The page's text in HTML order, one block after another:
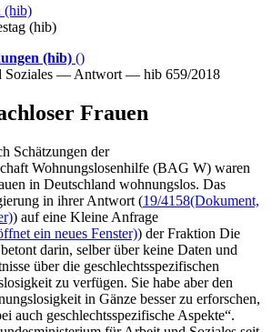
(hib)
(hib)
(hib) ()
Soziales — Antwort — hib 659/2018
Frauen
Schätzungen der
Wohnungslosenhilfe (BAG W) waren
in Deutschland wohnungslos. Das
in ihrer Antwort (19/4158(Dokument,
) auf eine Kleine Anfrage
ein neues Fenster)) der Fraktion Die
darin, selber über keine Daten und
über die geschlechtsspezifischen
zu verfügen. Sie habe aber den
in Gänze besser zu erforschen,
auch geschlechtsspezifische Aspekte“.